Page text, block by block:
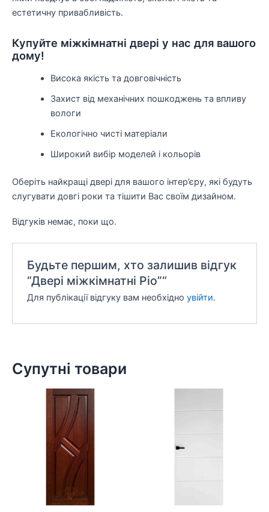
естетичну привабливість.
Купуйте міжкімнатні двері у нас для вашого
дому!
Висока якість та довговічність
Захист від механічних пошкоджень та впливу
вологи
Екологічно чисті матеріали
Широкий вибір моделей і кольорів
Оберіть найкращі двері для вашого інтер’єру, які будуть
слугувати довгі роки та тішити Вас своїм дизайном.
Відгуків немає, поки що.
Будьте першим, хто залишив відгук
“Двері міжкімнатні Ріо”“
Для публікації відгуку вам необхідноувійти.
Супутні товари